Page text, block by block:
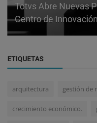
Totvs Abre Nuevas
Centro de
ETIQUETAS
arquitectura gestión de
crecimiento económico.